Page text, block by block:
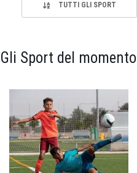
TUTTI GLI SPORT
Gli Sport del momento